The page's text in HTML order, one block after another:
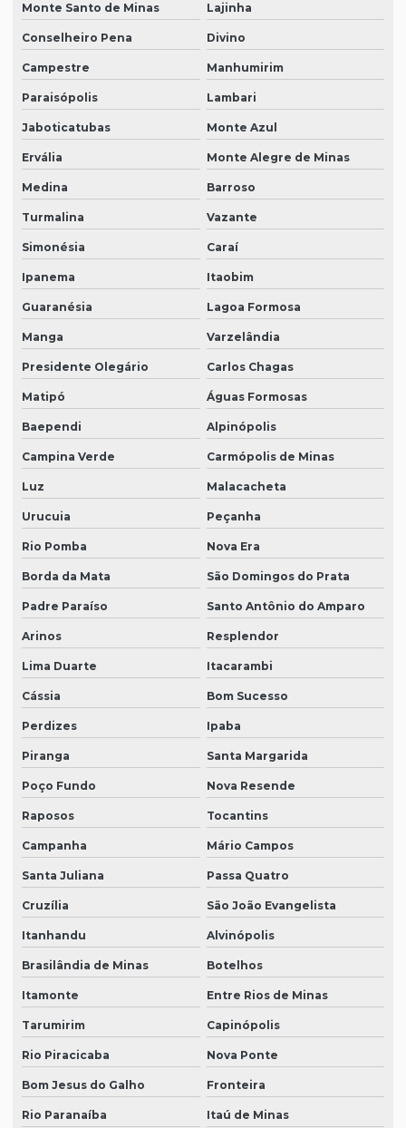
Monte Santo de Minas Lajinha
Conselheiro Pena Divino
Campestre Manhumirim
Paraisópolis Lambari
Jaboticatubas Monte Azul
Ervália Monte Alegre de Minas
Medina Barroso
Turmalina Vazante
Simonésia Caraí
Ipanema Itaobim
Guaranésia Lagoa Formosa
Manga Varzelândia
Presidente Olegário Carlos Chagas
Matipó Águas Formosas
Baependi Alpinópolis
Campina Verde Carmópolis de Minas
Luz Malacacheta
Urucuia Peçanha
Rio Pomba Nova Era
Borda da Mata São Domingos do Prata
Padre Paraíso Santo Antônio do Amparo
Arinos Resplendor
Lima Duarte Itacarambi
Cássia Bom Sucesso
Perdizes Ipaba
Piranga Santa Margarida
Poço Fundo Nova Resende
Raposos Tocantins
Campanha Mário Campos
Santa Juliana Passa Quatro
Cruzília São João Evangelista
Itanhandu Alvinópolis
Brasilândia de Minas Botelhos
Itamonte Entre Rios de Minas
Tarumirim Capinópolis
Rio Piracicaba Nova Ponte
Bom Jesus do Galho Fronteira
Rio Paranaíba Itaú de Minas